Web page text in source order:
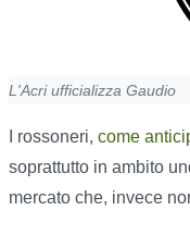
L'Acri ufficializza Gaudio
I rossoneri, come
soprattutto in ambito
mercato che, invece